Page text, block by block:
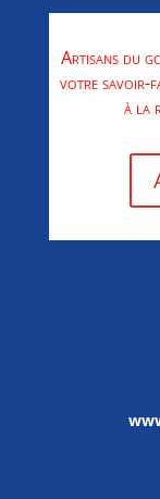
Artisans du
votre savoir-
à la